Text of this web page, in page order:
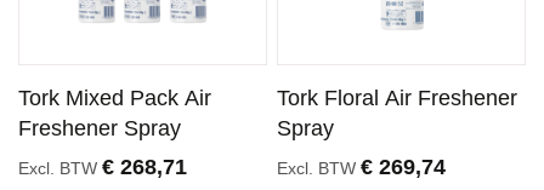
Tork Mixed Pack Air
Freshener Spray
Excl. BTW € 268,71
Tork Floral Air Freshener
Spray
Excl. BTW€ 269,74